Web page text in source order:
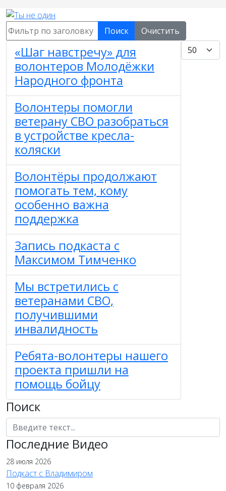
Фильтр по заголовку Поиск
Очистить
Кол-во
«Шаг навстречу» для
волонтеров Молодёжки
Народного фронта
Волонтеры помогли
ветерану СВО разобраться
в устройстве кресла-
коляски
Волонтёры продолжают
помогать тем, кому
особенно важна
поддержка
Запись подкаста с
Максимом Тимченко
Мы встретились с
ветеранами СВО,
получившими
инвалидность
Ребята-волонтеры нашего
проекта пришли на
помощь бойцу
Поиск
Поиск
Последние Видео
28 июля 2026
Подкаст с Владимиром
10 февраля 2026